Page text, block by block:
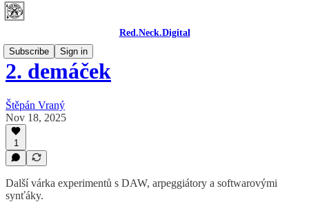
Red.Neck.Digital
Subscribe
Sign in
2. demáček
Štěpán Vraný
Nov 18, 2025
1
Další várka experimentů s DAW, arpeggiátory a softwarovými
synťáky.